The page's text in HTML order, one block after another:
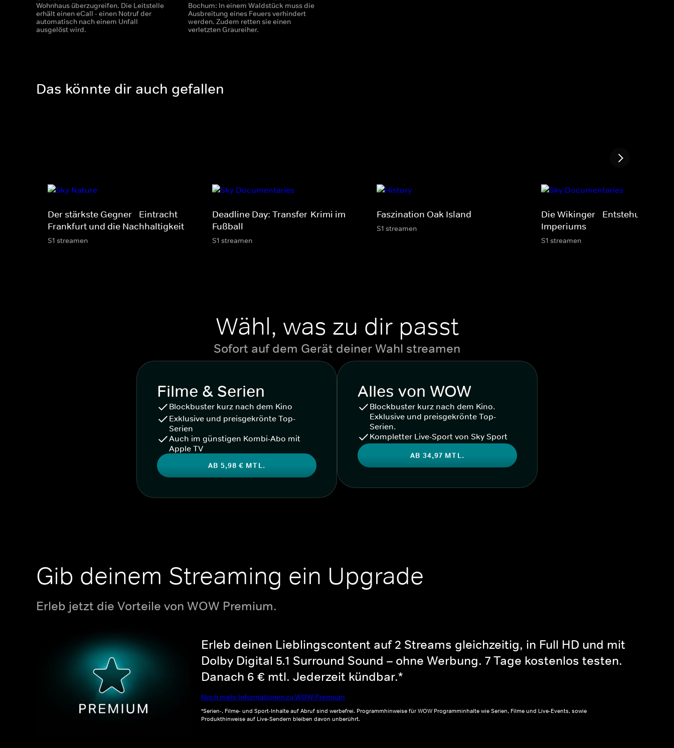
Wohnhaus überzugreifen. Die Leitstelle
erhält einen eCall - einen Notruf der
automatisch nach einem Unfall
ausgelöst wird.
Bochum: In einem Waldstück muss die
Ausbreitung eines Feuers verhindert
werden. Zudem retten sie einen
verletzten Graureiher.
Das könnte dir auch gefallen
Der stärkste Gegner - Eintracht
Frankfurt und die Nachhaltigkeit
S1 streamen
Deadline Day: Transfer-Krimi im
Fußball
S1 streamen
Faszination Oak Island
S1 streamen
Die Wikinger - Entstehung
Imperiums
S1 streamen
Wähl, was zu dir passt
Sofort auf dem Gerät deiner Wahl streamen
Filme & Serien
Blockbuster kurz nach dem Kino
Exklusive und preisgekrönte Top-
Serien
Auch im günstigen Kombi-Abo mit
Apple TV
AB 5,98 € MTL.
Alles von WOW
Blockbuster kurz nach dem Kino.
Exklusive und preisgekrönte Top-
Serien.
Kompletter Live-Sport von Sky Sport
AB 34,97 MTL.
Gib deinem Streaming ein Upgrade
Erleb jetzt die Vorteile von WOW Premium.
Erleb deinen Lieblingscontent auf 2 Streams gleichzeitig, in Full HD und mit
Dolby Digital 5.1 Surround Sound – ohne Werbung. 7 Tage kostenlos testen.
Danach 6 € mtl. Jederzeit kündbar.*
Noch mehr Informationen zu WOW Premium
*Serien-, Filme- und Sport-Inhalte auf Abruf sind werbefrei. Programmhinweise für WOW Programminhalte wie Serien, Filme und Live-Events, sowie
Produkthinweise auf Live-Sendern bleiben davon unberührt.